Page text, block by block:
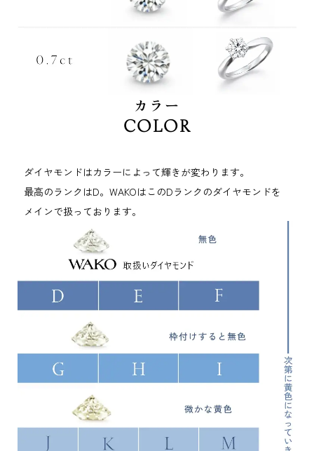
カラー
COLOR
ダイヤモンドはカラーによって輝きが変わります。
最高のランクはD。WAKOはこのDランクのダイヤモンドを
メインで扱っております。